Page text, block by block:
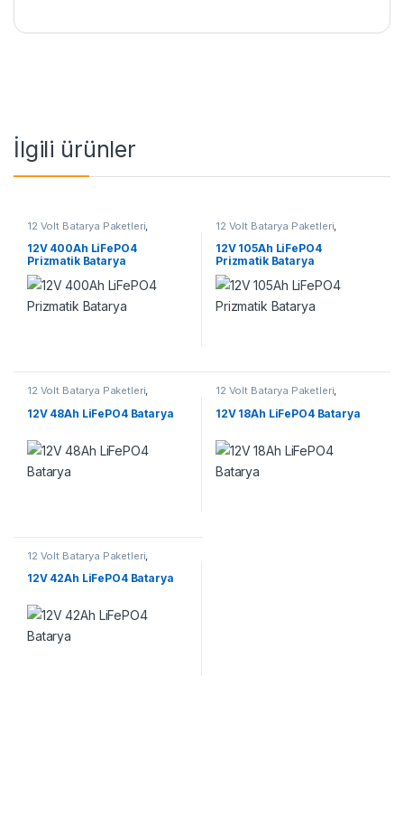
İlgili ürünler
12 Volt Batarya Paketleri
Lifepo4 Batarya Paketleri
12V 400Ah LiFePO4
Prizmatik Batarya
12 Volt Batarya Paketleri
Lifepo4 Batarya Paketleri
12V 105Ah LiFePO4
Prizmatik Batarya
12 Volt Batarya Paketleri,
12V 48Ah LiFePO4 Batarya
12 Volt Batarya Paketleri,
12V 18Ah LiFePO4 Batarya
12 Volt Batarya Paketleri
Lifepo4 Batarya Paketleri
12V 42Ah LiFePO4 Batarya